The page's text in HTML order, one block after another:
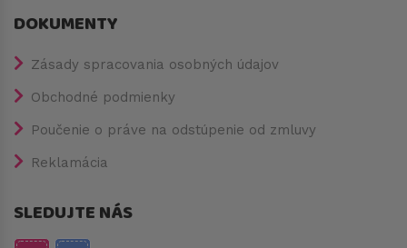
DOKUMENTY
Zásady spracovania osobných údajov
Obchodné podmienky
Poučenie o práve na odstúpenie od zmluvy
Reklamácia
SLEDUJTE NÁS